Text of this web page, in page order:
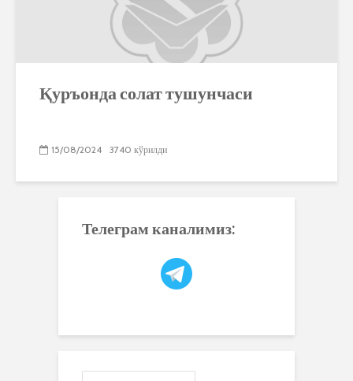
Қуръонда солат тушунчаси
15/08/2024 3740 кўрилди
Телеграм каналимиз: